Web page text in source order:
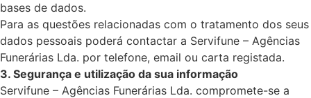
bases de dados.
Para as questões relacionadas com o tratamento dos seus
dados pessoais poderá contactar a Servifune – Agências
Funerárias Lda. por telefone, email ou carta registada.
3. Segurança e utilização da sua informação
Servifune – Agências Funerárias Lda. compromete-se a